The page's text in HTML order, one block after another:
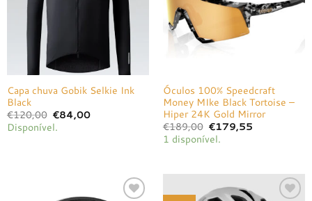
Capa chuva Gobik Selkie Ink
Black
€120,00 O
preço
original
€84,00O
Disponível.
Óculos 100% Speedcraft
Money MIke Black Tortoise –
Hiper 24K Gold Mirror
€189,00 O
preço
original
€179,55O
1 disponível.